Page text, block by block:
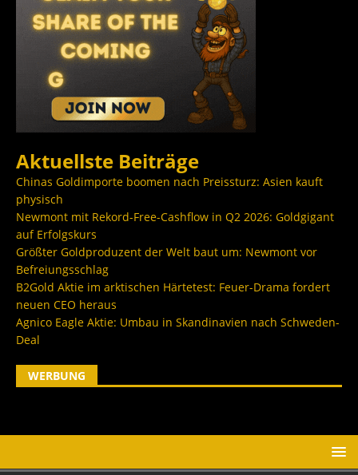
Aktuellste Beiträge
Chinas Goldimporte boomen nach Preissturz: Asien kauft
physisch
Newmont mit Rekord-Free-Cashflow in Q2 2026: Goldgigant
auf Erfolgskurs
Größter Goldproduzent der Welt baut um: Newmont vor
Befreiungsschlag
B2Gold Aktie im arktischen Härtetest: Feuer-Drama fordert
neuen CEO heraus
Agnico Eagle Aktie: Umbau in Skandinavien nach Schweden-
Deal
WERBUNG